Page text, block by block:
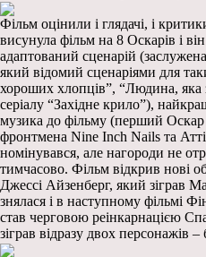
Фільм оцінили і глядачі, і
висунула фільм на 8 Оскарів і
адаптований сценарій
який відомий сценаріями для
хороших хлопців”, “Людина, яка
серіалу “Західне крило”),
музика до фільму (перший Оскар
фронтмена Nine Inch Nails та
номінувався, але нагороди не
тимчасово. Фільм відкрив нові
Джессі Айзенберг, який зіграв
знялася і в наступному фільмі
став черговою реінкарнацією
зіграв відразу двох персонажів